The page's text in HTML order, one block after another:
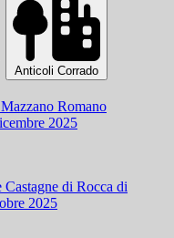
Anticoli Corrado